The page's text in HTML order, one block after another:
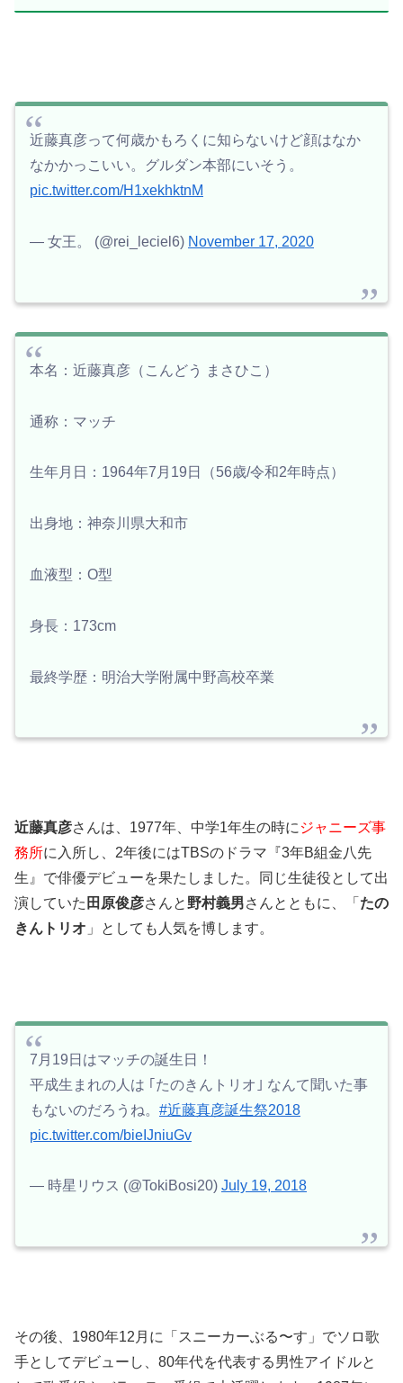
近藤真彦って何歳かもろくに知らないけど顔はなか
なかかっこいい。グルダン本部にいそう。
pic.twitter.com/H1xekhktnM
— 女王。 (@rei_leciel6) November 17, 2020
本名：近藤真彦（こんどう まさひこ）
通称：マッチ
生年月日：1964年7月19日（56歳/令和2年時点）
出身地：神奈川県大和市
血液型：O型
身長：173cm
最終学歴：明治大学附属中野高校卒業
近藤真彦さんは、1977年、中学1年生の時に ジャニーズ事
務所に入所し、2年後にはTBSのドラマ『3年B組金八先
生』で俳優デビューを果たしました。同じ生徒役として出
演していた 田原俊彦さんと 野村義男さんとともに、「 たの
きんトリオ 」としても人気を博します。
7月19日はマッチの誕生日！
平成生まれの人は ｢たのきんトリオ｣ なんて聞いた事
もないのだろうね。 #近藤真彦誕生祭2018
pic.twitter.com/bieIJniuGv
— 時星リウス (@TokiBosi20) July 19, 2018
その後、1980年12月に「スニーカーぶる〜す」でソロ歌
手としてデビューし、80年代を代表する男性アイドルと